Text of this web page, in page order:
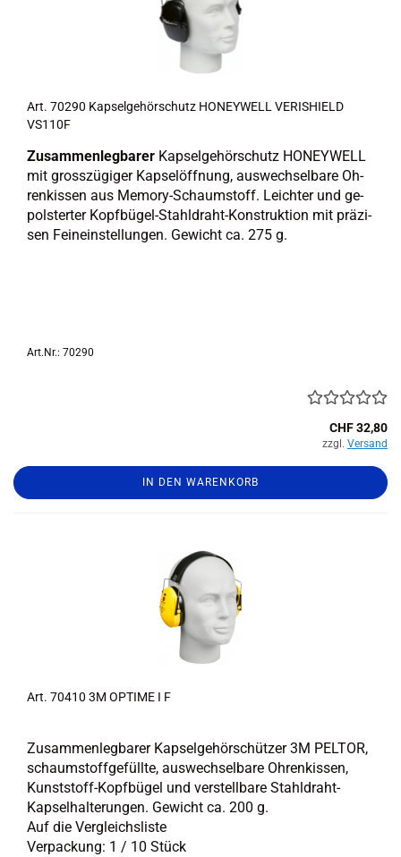
Art. 70290 Kap­sel­ge­hör­schutz HO­NEY­WELL VE­RIS­HIELD
VS110F
Zu­sam­men­leg­ba­rer Kap­sel­ge­hör­schutz HO­NEY­WELL
mit gross­zü­gi­ger Kap­sel­öff­nung, aus­wech­sel­ba­re Oh­
ren­kis­sen aus Memory-​Schaumstoff. Leich­ter und ge­
pols­ter­ter Kopfbügel-​Stahldraht-Konstruktion mit prä­zi­
sen Fein­ein­stel­lun­gen. Ge­wicht ca. 275 g.
Art.Nr.: 70290
CHF 32,80
zzgl. Versand
IN DEN WARENKORB
Art. 70410 3M OP­TI­ME I F
Zu­sam­men­leg­ba­rer Kap­sel­ge­hör­schüt­zer 3M PEL­TOR,
schaum­stoff­ge­füll­te, aus­wech­sel­ba­re Oh­ren­kis­sen,
Kunststoff-​Kopfbügel und ver­stell­ba­re Stahldraht-​
Kapselhalterungen. Ge­wicht ca. 200 g.
Auf die Ver­gleichs­lis­te
Ver­pa­ckung: 1 / 10 Stück